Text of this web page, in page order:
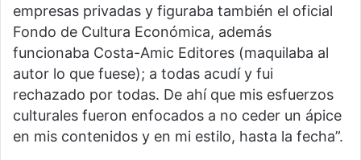
empresas privadas y figuraba también el oficial
Fondo de Cultura Económica, además
funcionaba Costa-Amic Editores (maquilaba al
autor lo que fuese); a todas acudí y fui
rechazado por todas. De ahí que mis esfuerzos
culturales fueron enfocados a no ceder un ápice
en mis contenidos y en mi estilo, hasta la fecha”.